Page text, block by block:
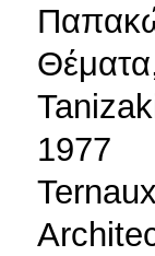
1977